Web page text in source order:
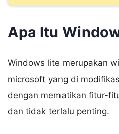
Apa Itu
Windows lite merupakan
microsoft yang di
dengan mematikan fitur-
dan tidak terlalu penting.